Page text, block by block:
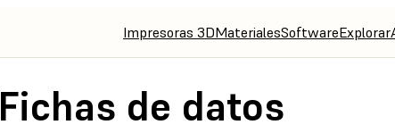
Impresoras 3DMaterialesSoftwareExplorar
Fichas de datos